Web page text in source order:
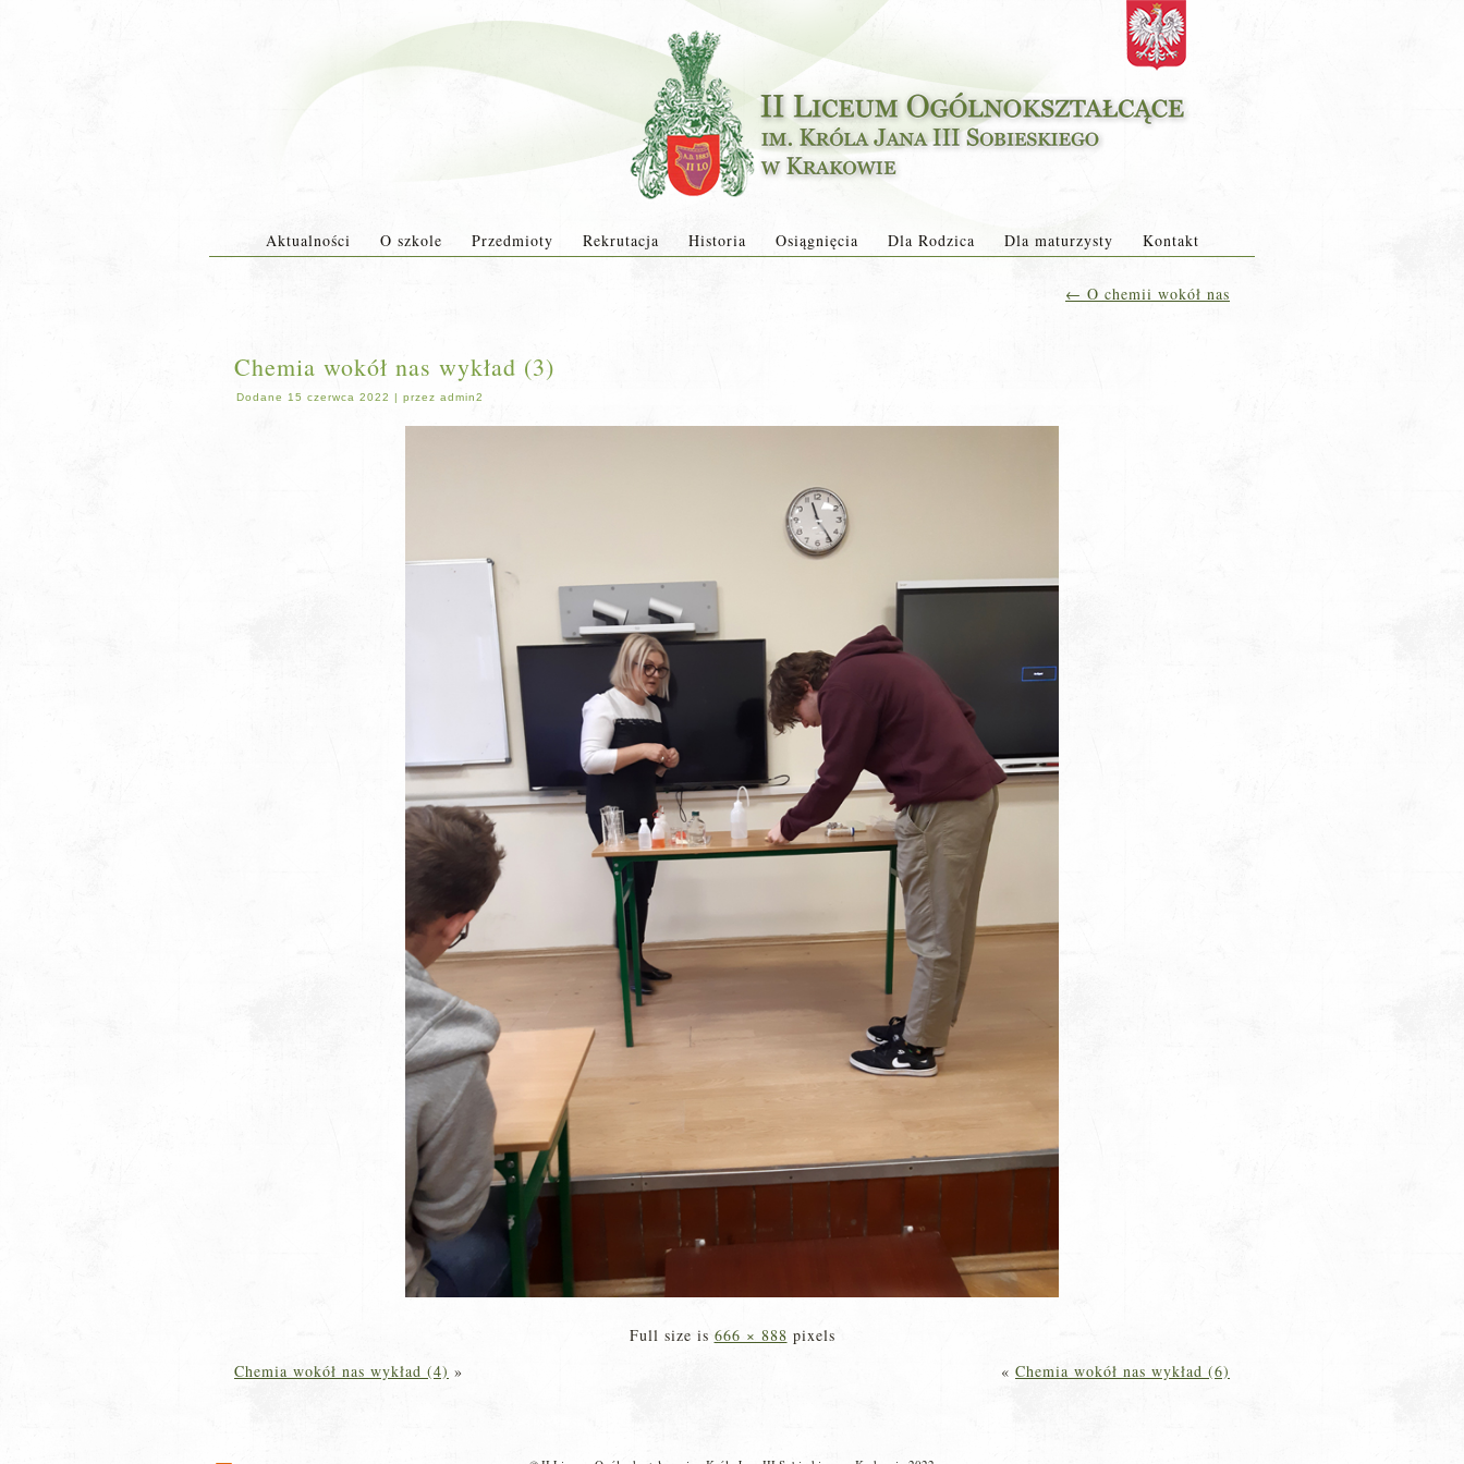
Aktualności O szkole Przedmioty Rekrutacja Historia Osiągnięcia Dla Rodzica Dla maturzysty Kontakt
← O chemii wokół nas
Chemia wokół nas wykład (3)
Dodane 15 czerwca 2022 | przez admin2
Full size is 666 × 888 pixels
Chemia wokół nas wykład (4) » « Chemia wokół nas wykład (6)